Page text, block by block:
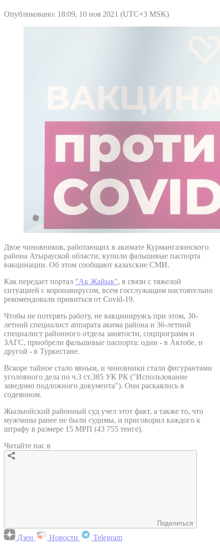
Опубликовано: 18:09, 10 ноя 2021 (UTC+3 MSK)
Двое чиновников, работающих в акимате Курмангазинского
района Атырауской области, купили фальшивые паспорта
вакцинации. Об этом сообщают казахские СМИ.
Как передает портал "Ак Жайык", в связи с тяжелой
ситуацией с коронавирусом, всем госслужащим настоятельно
рекомендовали привиться от Covid-19.
Чтобы не потерять работу, не вакцинируясь при этом, 30-
летний специалист аппарата акима района и 36-летний
специалист районного отдела занятости, соцпрограмм и
ЗАГС, приобрели фальшивые паспорта: один - в Актобе, и
другой - в Туркестане.
Вскоре тайное стало явным, и чиновники стали фигурантами
уголовного дела по ч.3 ст.385 УК РК ("Использование
заведомо подложного документа"). Они раскаялись в
содеянном.
Жылыойский районный суд учел этот факт, а также то, что
мужчины ранее не были судимы, и приговорил каждого к
штрафу в размере 15 МРП (43 755 тенге).
Читайте нас в
Поделиться
Дзен Новости Telegram